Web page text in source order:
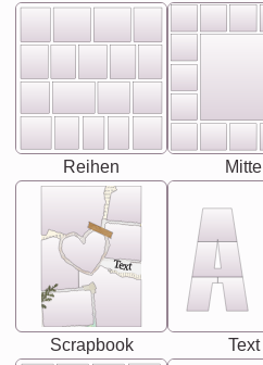
Reihen Mitte
Text
Scrapbook Text